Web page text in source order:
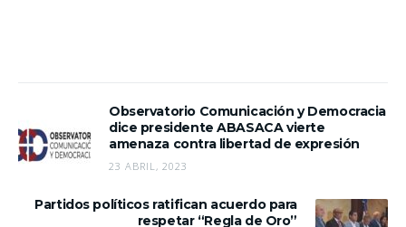
Observatorio Comunicación y Democracia
dice presidente ABASACA vierte
amenaza contra libertad de expresión
23 ABRIL, 2023
Partidos políticos ratifican acuerdo para
respetar “Regla de Oro”